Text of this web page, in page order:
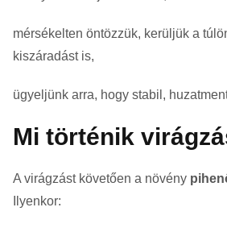
mérsékelten öntözzük, kerüljük a
kiszáradást is,
ügyeljünk arra, hogy stabil,
Mi történik
A virágzást követően a növény
Ilyenkor: